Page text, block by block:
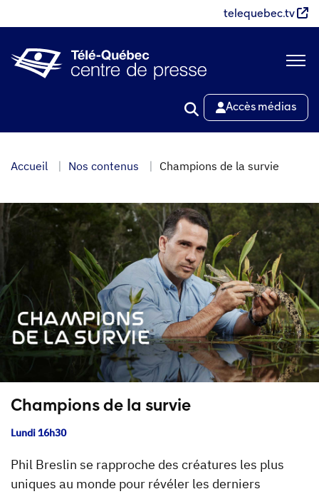
au
principal
telequebec.tv
Accès médias
Accueil Nos contenus Champions de la survie
Champions de la survie
Lundi 16h30
Phil Breslin se rapproche des créatures les plus
uniques au monde pour révéler les derniers